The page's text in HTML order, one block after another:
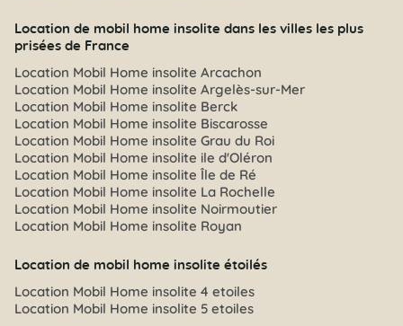
Location de mobil home insolite dans les villes les plus
prisées de France
Location Mobil Home insolite Arcachon
Location Mobil Home insolite Argelès-sur-Mer
Location Mobil Home insolite Berck
Location Mobil Home insolite Biscarosse
Location Mobil Home insolite Grau du Roi
Location Mobil Home insolite ile d'Oléron
Location Mobil Home insolite Île de Ré
Location Mobil Home insolite La Rochelle
Location Mobil Home insolite Noirmoutier
Location Mobil Home insolite Royan
Location de mobil home insolite étoilés
Location Mobil Home insolite 4 etoiles
Location Mobil Home insolite 5 etoiles